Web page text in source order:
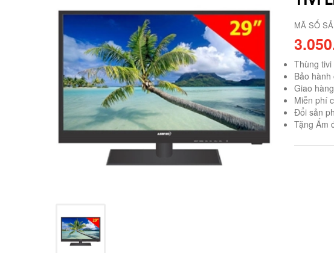
MÃ SỐ
Thùng
Bảo
Giao
Miễn phí
Đổi sản
Tặng Ấm